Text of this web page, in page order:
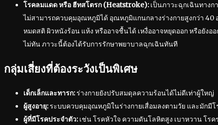
โรคลมแดด หรือ ฮีทสโตรก (Heatstroke):เป็นภาวะฉุกเฉินทางก
ไม่สามารถควบคุมอุณหภูมิได้ อุณหภูมิแกนกลางร่างกายสูงกว่า 40
หมดสติ ผิวหนังร้อน แห้ง หรืออาจชื้นได้ เหงื่ออาจหยุดออก หรือยังอ
ไม่ทัน ภาวะนี้ต้องได้รับการรักษาพยาบาลฉุกเฉินทันที
กลุ่มเสี่ยงที่ต้องระวังเป็นพิเศษ
เด็กเล็กและทารก:ร่างกายยังปรับสมดุลความร้อนได้ไม่ดีเท่าผู้ใหญ่
ผู้สูงอายุ:ระบบควบคุมอุณหภูมิในร่างกายเสื่อมลงตามวัย และมักมีโ
ผู้ที่มีโรคประจำตัว:เช่น โรคหัวใจ ความดันโลหิตสูง เบาหวาน โร